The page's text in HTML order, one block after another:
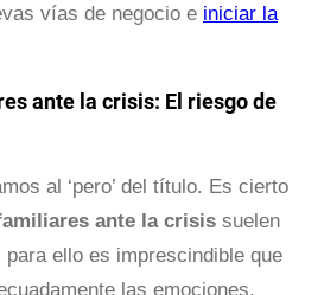
vías de negocio e iniciar la
ante la crisis: El riesgo de
al ‘pero’ del título. Es cierto
ante la crisis suelen
ello es imprescindible que
las emociones.